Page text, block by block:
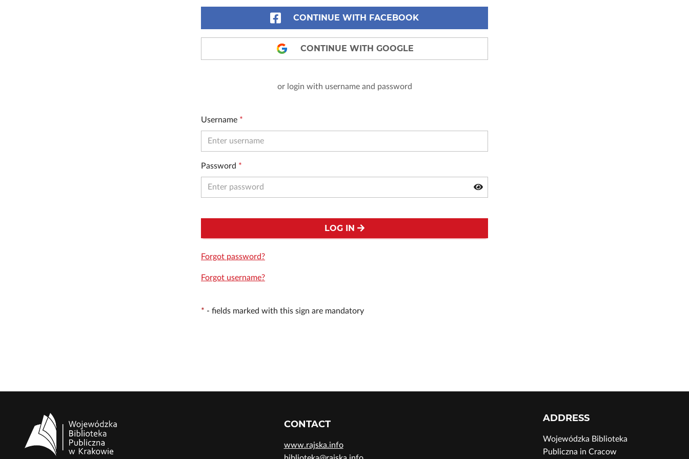
CONTINUE WITH FACEBOOK
CONTINUE WITH GOOGLE
or login with username and password
Username *
Password *
LOG IN
Forgot password?
Forgot username?
* - fields marked with this sign are mandatory
CONTACT
www.rajska.info
ADDRESS
Wojewódzka Biblioteka
Publiczna in Cracow